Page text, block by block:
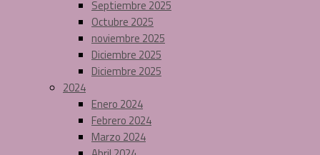
Septiembre 2025
Octubre 2025
noviembre 2025
Diciembre 2025
Diciembre 2025
2024
Enero 2024
Febrero 2024
Marzo 2024